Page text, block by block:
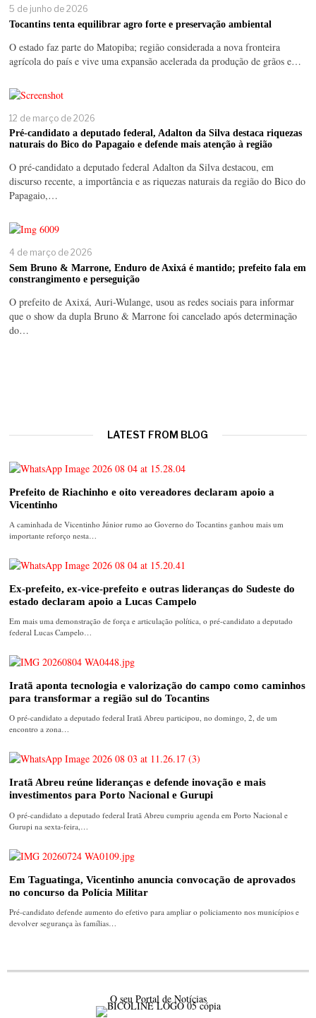
5 de junho de 2026
Tocantins tenta equilibrar agro forte e preservação ambiental
O estado faz parte do Matopiba; região considerada a nova fronteira
agrícola do país e vive uma expansão acelerada da produção de grãos e…
12 de março de 2026
Pré-candidato a deputado federal, Adalton da Silva destaca riquezas
naturais do Bico do Papagaio e defende mais atenção à região
O pré-candidato a deputado federal Adalton da Silva destacou, em
discurso recente, a importância e as riquezas naturais da região do Bico do
Papagaio,…
4 de março de 2026
Sem Bruno & Marrone, Enduro de Axixá é mantido; prefeito fala em
constrangimento e perseguição
O prefeito de Axixá, Auri-Wulange, usou as redes sociais para informar
que o show da dupla Bruno & Marrone foi cancelado após determinação
do…
LATEST FROM BLOG
Prefeito de Riachinho e oito vereadores declaram apoio a
Vicentinho
A caminhada de Vicentinho Júnior rumo ao Governo do Tocantins ganhou mais um
importante reforço nesta…
Ex-prefeito, ex-vice-prefeito e outras lideranças do Sudeste do
estado declaram apoio a Lucas Campelo
Em mais uma demonstração de força e articulação política, o pré-candidato a deputado
federal Lucas Campelo…
Iratã aponta tecnologia e valorização do campo como caminhos
para transformar a região sul do Tocantins
O pré-candidato a deputado federal Iratã Abreu participou, no domingo, 2, de um
encontro a zona…
Iratã Abreu reúne lideranças e defende inovação e mais
investimentos para Porto Nacional e Gurupi
O pré-candidato a deputado federal Iratã Abreu cumpriu agenda em Porto Nacional e
Gurupi na sexta-feira,…
Em Taguatinga, Vicentinho anuncia convocação de aprovados
no concurso da Polícia Militar
Pré-candidato defende aumento do efetivo para ampliar o policiamento nos municípios e
devolver segurança às famílias…
O seu Portal de Notícias